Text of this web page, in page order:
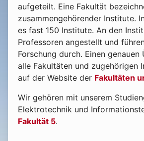
aufgeteilt. Eine Fakultät
zusammengehörender Institute.
es fast 150 Institute. An den
Professoren angestellt und
Forschung durch. Einen
alle Fakultäten und zugehörigen
auf der Website der Fakultäten
Wir gehören mit unserem
Elektrotechnik und
Fakultät 5.